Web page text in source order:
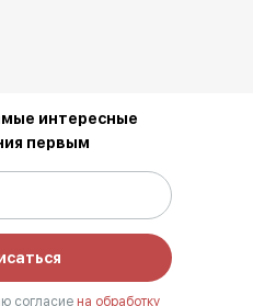
интересные
первым
согласие на обработку